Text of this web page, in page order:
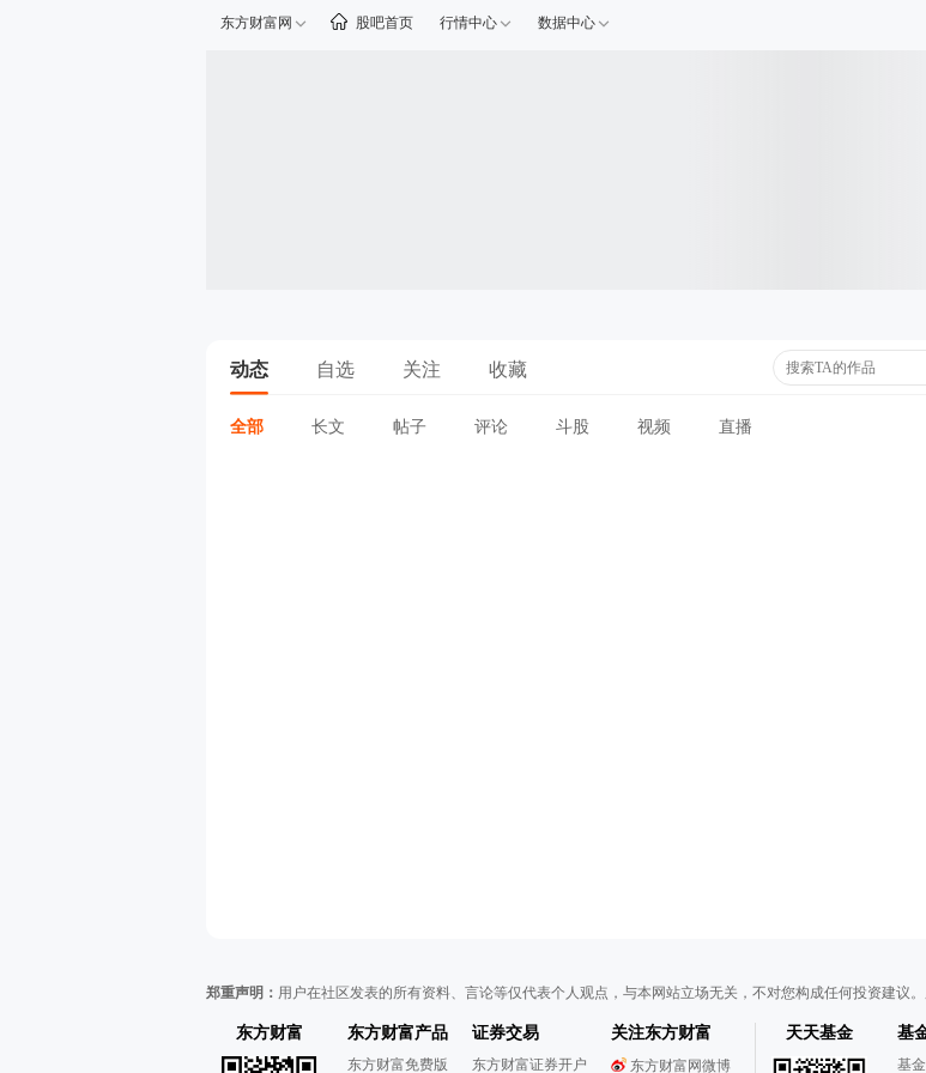
东方财富网 股吧首页 行情中心 数据中心
动态 自选 关注 收藏
全部 长文 帖子 评论 斗股 视频 直播
郑重声明： 用户在社区发表的所有资料、言论等仅代表个人观点，与本网站立场无关，不对您构成任何投资建议
东方财富 东方财富产品
东方财富免费版
证券交易
东方财富证券开户
关注东方财富
东方财富网微博
天天基金 基
基